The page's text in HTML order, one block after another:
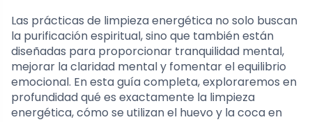
Las prácticas de limpieza energética no solo buscan
la purificación espiritual, sino que también están
diseñadas para proporcionar tranquilidad mental,
mejorar la claridad mental y fomentar el equilibrio
emocional. En esta guía completa, exploraremos en
profundidad qué es exactamente la limpieza
energética, cómo se utilizan el huevo y la coca en